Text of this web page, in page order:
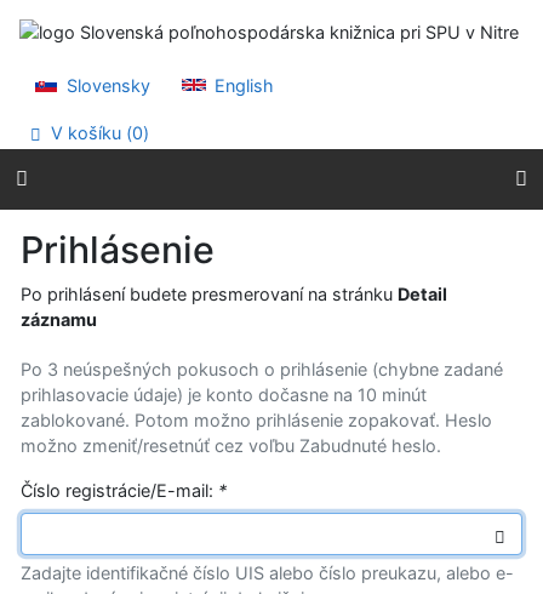
Prejsť na menu
Slovensky
English
V košíku (0)
Prihlásenie
Po prihlásení budete presmerovaní na stránku Detail
záznamu
Po 3 neúspešných pokusoch o prihlásenie (chybne zadané
prihlasovacie údaje) je konto dočasne na 10 minút
zablokované. Potom možno prihlásenie zopakovať. Heslo
možno zmeniť/resetnúť cez voľbu Zabudnuté heslo.
Číslo registrácie/E-mail: *
Zadajte identifikačné číslo UIS alebo číslo preukazu, alebo e-